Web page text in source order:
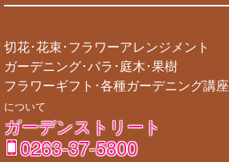
切花･花束･フラワーアレンジメント
ガーデニング･バラ･庭木･果樹
フラワーギフト･各種ガーデニング講座
について
ガーデンストリート
0263-37-5800